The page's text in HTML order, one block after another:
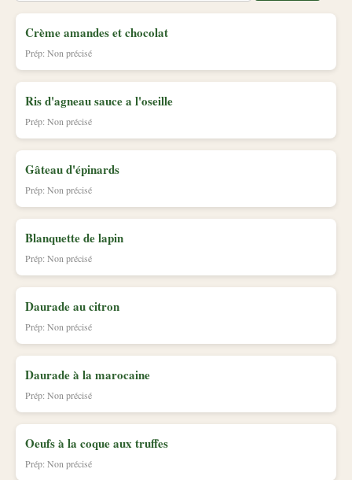
Crème amandes et chocolat
Prép: Non précisé
Ris d'agneau sauce a l'oseille
Prép: Non précisé
Gâteau d'épinards
Prép: Non précisé
Blanquette de lapin
Prép: Non précisé
Daurade au citron
Prép: Non précisé
Daurade à la marocaine
Prép: Non précisé
Oeufs à la coque aux truffes
Prép: Non précisé